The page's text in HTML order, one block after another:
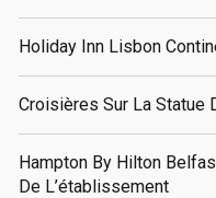
Holiday Inn Lisbon
Croisières Sur La Statue
Hampton By Hilton
De L’établissement